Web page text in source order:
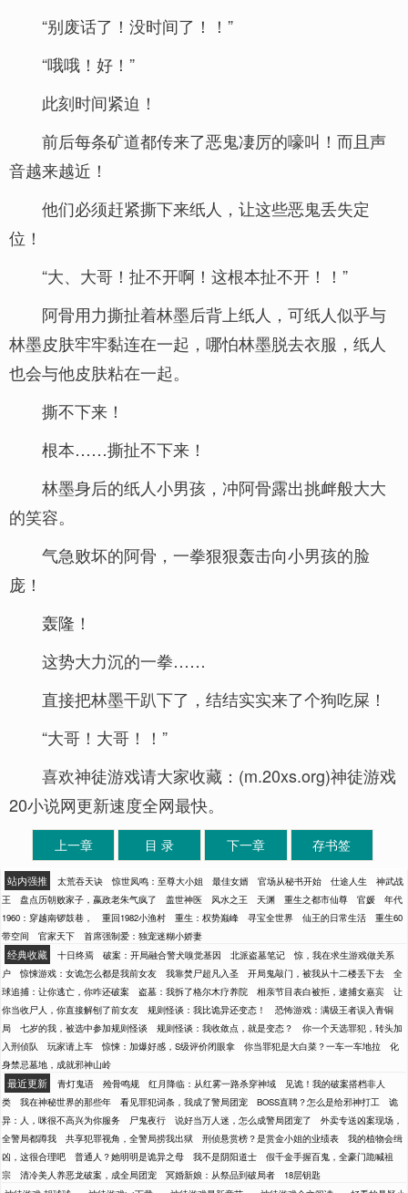
“别废话了！没时间了！！”
“哦哦！好！”
此刻时间紧迫！
前后每条矿道都传来了恶鬼凄厉的嚎叫！而且声
音越来越近！
他们必须赶紧撕下来纸人，让这些恶鬼丢失定
位！
“大、大哥！扯不开啊！这根本扯不开！！”
阿骨用力撕扯着林墨后背上纸人，可纸人似乎与
林墨皮肤牢牢黏连在一起，哪怕林墨脱去衣服，纸人
也会与他皮肤粘在一起。
撕不下来！
根本……撕扯不下来！
林墨身后的纸人小男孩，冲阿骨露出挑衅般大大
的笑容。
气急败坏的阿骨，一拳狠狠轰击向小男孩的脸
庞！
轰隆！
这势大力沉的一拳……
直接把林墨干趴下了，结结实实来了个狗吃屎！
“大哥！大哥！！”
喜欢神徒游戏请大家收藏：(m.20xs.org)神徒游戏
20小说网更新速度全网最快。
上一章 目 录 下一章 存书签
站内强推 太荒吞天诀 惊世凤鸣：至尊大小姐 最佳女婿 官场从秘书开始 仕途人生
神武战
王
盘点历朝败家子，嬴政老朱气疯了 盖世神医 风水之王 天渊 重生之都市仙尊 官媛
年代
1960：穿越南锣鼓巷，
重回1982小渔村 重生：权势巅峰 寻宝全世界 仙王的日常生活
重生60
带空间
官家天下 首席强制爱：独宠迷糊小娇妻
经典收藏 十日终焉 破案：开局融合警犬嗅觉基因 北派盗墓笔记
惊，我在求生游戏做关系
户
惊悚游戏：女诡怎么都是我前女友 我靠焚尸超凡入圣 开局鬼敲门，被我从十二楼丢下去
全
球追捕：让你逃亡，你咋还破案
盗墓：我拆了格尔木疗养院 相亲节目表白被拒，逮捕女嘉宾
让
你当收尸人，你直接解刨了前女友
规则怪谈：我比诡异还变态！
恐怖游戏：满级王者误入青铜
局
七岁的我，被选中参加规则怪谈 规则怪谈：我收敛点，就是变态？
你一个天选罪犯，转头加
入刑侦队
玩家请上车 惊悚：加爆好感，S级评价闭眼拿 你当罪犯是大白菜？一车一车地拉
化
身禁忌墓地，成就邪神山岭
最近更新 青灯鬼语 殓骨鸣规 红月降临：从红雾一路杀穿神域
见诡！我的破案搭档非人
类
我在神秘世界的那些年 看见罪犯词条，我成了警局团宠 BOSS直聘？怎么是给邪神打工
诡
异：人，咪很不高兴为你服务
尸鬼夜行 说好当万人迷，怎么成警局团宠了
外卖专送凶案现场，
全警局都蹲我
共享犯罪视角，全警局捞我出狱 刑侦悬赏榜？是赏金小姐的业绩表
我的植物会缉
凶，这很合理吧
普通人？她明明是诡异之母 我不是阴阳道士
假千金手握百鬼，全豪门跪喊祖
宗
清冷美人养恶龙破案，成全局团宠 冥婚新娘：从祭品到破局者
18层钥匙